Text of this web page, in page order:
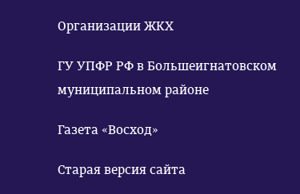
Организации ЖКХ
ГУ УПФР РФ в Большеигнатовском
муниципальном районе
Газета «Восход»
Старая версия сайта